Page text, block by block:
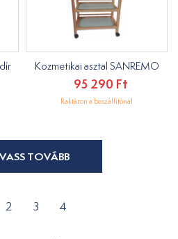
Kozmetikai asztal SANREMO
95 290 Ft
Raktáron a beszállítónál
TOVÁBB
2 3 4